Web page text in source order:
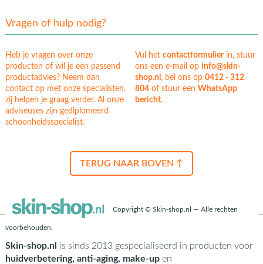
Vragen of hulp nodig?
Heb je vragen over onze
producten of wil je een passend
productadvies? Neem dan
contact op met onze specialisten,
zij helpen je graag verder. Al onze
adviseuses zijn gediplomeerd
schoonheidsspecialist.
Vul hetcontactformulierin, stuur
ons een e-mail op info@skin-
shop.nl, bel ons op0412 - 312
804 of stuur eenWhatsApp
bericht.
TERUG NAAR BOVEN ↑
Copyright © Skin-shop.nl — Alle rechten
voorbehouden.
Skin-shop.nl is sinds 2013 gespecialiseerd in producten voor
huidverbetering, anti-aging, make-upen